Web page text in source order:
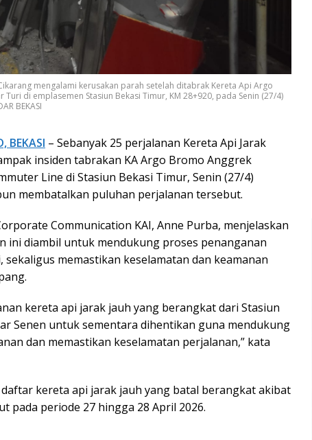
mengalami kerusakan parah setelah ditabrak Kereta Api Argo
di emplasemen Stasiun Bekasi Timur, KM 28+920, pada Senin (27/4)
BEKASI
BEKASI – Sebanyak 25 perjalanan Kereta Api Jarak
insiden tabrakan KA Argo Bromo Anggrek
Line di Stasiun Bekasi Timur, Senin (27/4)
membatalkan puluhan perjalanan tersebut.
Communication KAI, Anne Purba, menjelaskan
ini diambil untuk mendukung proses penanganan
sekaligus memastikan keselamatan dan keamanan
kereta api jarak jauh yang berangkat dari Stasiun
Senen untuk sementara dihentikan guna mendukung
dan memastikan keselamatan perjalanan,” kata
daftar kereta api jarak jauh yang batal berangkat akibat
pada periode 27 hingga 28 April 2026.